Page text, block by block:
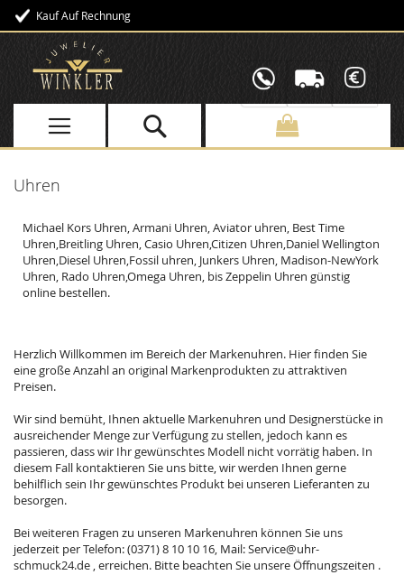
Kauf Auf Rechnung
Direkt
Inhalt
Uhren
Michael Kors Uhren, Armani Uhren, Aviator uhren, Best Time
Uhren,Breitling Uhren, Casio Uhren,Citizen Uhren,Daniel Wellington
Uhren,Diesel Uhren,Fossil uhren, Junkers Uhren, Madison-NewYork
Uhren, Rado Uhren,Omega Uhren, bis Zeppelin Uhren günstig
online bestellen.
Herzlich Willkommen im Bereich der Markenuhren. Hier finden Sie
eine große Anzahl an original Markenprodukten zu attraktiven
Preisen.
Wir sind bemüht, Ihnen aktuelle Markenuhren und Designerstücke in
ausreichender Menge zur Verfügung zu stellen, jedoch kann es
passieren, dass wir Ihr gewünschtes Modell nicht vorrätig haben. In
diesem Fall kontaktieren Sie uns bitte, wir werden Ihnen gerne
behilflich sein Ihr gewünschtes Produkt bei unseren Lieferanten zu
besorgen.
Bei weiteren Fragen zu unseren Markenuhren können Sie uns
jederzeit per Telefon: (0371) 8 10 10 16, Mail: Service@uhr-
schmuck24.de , erreichen. Bitte beachten Sie unsere Öffnungszeiten .